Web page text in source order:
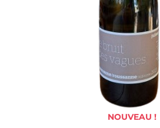
NOUVEAU !